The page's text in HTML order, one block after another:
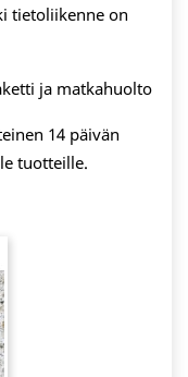
tietoliikenne on
ja matkahuolto
14 päivän
tuotteille.